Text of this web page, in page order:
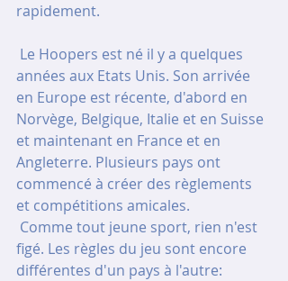
rapidement.
années aux Etats Unis. Son arrivée
en Europe est récente, d'abord en
Norvège, Belgique, Italie et en Suisse
et maintenant en France et en
Angleterre. Plusieurs pays ont
commencé à créer des règlements
et compétitions amicales.
figé. Les règles du jeu sont encore
différentes d'un pays à l'autre: